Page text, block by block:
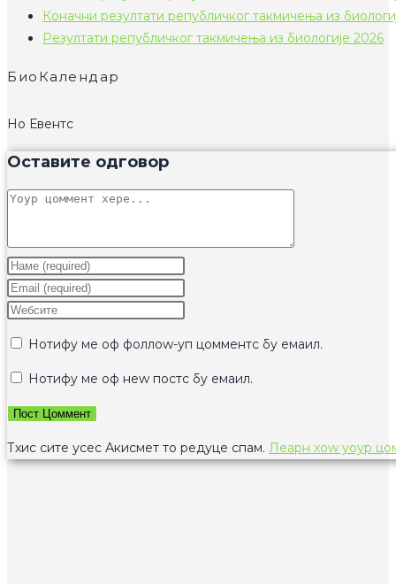
Коначни резултати републичког такмичења из
Резултати републичког такмичења из биологије 2026
БиоКалендар
Но Евентс
Оставите одговор
Цоммент
Ентер
yоур
наме
усернаме
то
Ентер
yоур
аддресс
то
Ентер
wебсите
УРЛ
Нотифy ме оф фоллоw-уп цомментс бy емаил.
Нотифy ме оф неw постс бy емаил.
Тхис сите усес Акисмет то редуце спам. Леарн хоw yоур